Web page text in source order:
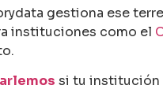
gestiona ese
instituciones como el
si tu institución